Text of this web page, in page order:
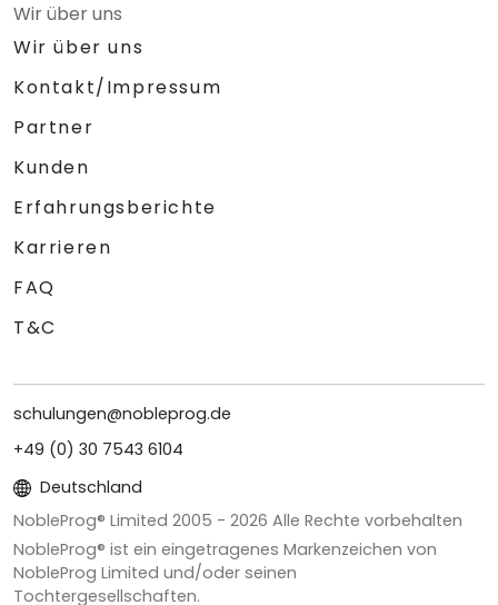
Wir über uns
Wir über uns
Kontakt/Impressum
Partner
Kunden
Erfahrungsberichte
Karrieren
FAQ
T&C
schulungen@nobleprog.de
+49 (0) 30 7543 6104
Deutschland
NobleProg® Limited 2005 - 2026 Alle Rechte vorbehalten
NobleProg® ist ein eingetragenes Markenzeichen von
NobleProg Limited und/oder seinen
Tochtergesellschaften.